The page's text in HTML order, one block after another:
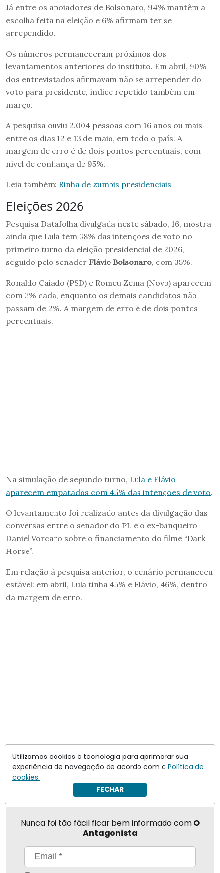
Já entre os apoiadores de Bolsonaro, 94% mantêm a
escolha feita na eleição e 6% afirmam ter se
arrependido.
Os números permaneceram próximos dos
levantamentos anteriores do instituto. Em abril, 90%
dos entrevistados afirmavam não se arrepender do
voto para presidente, índice repetido também em
março.
A pesquisa ouviu 2.004 pessoas com 16 anos ou mais
entre os dias 12 e 13 de maio, em todo o país. A
margem de erro é de dois pontos percentuais, com
nível de confiança de 95%.
Leia também: Rinha de zumbis presidenciais
Eleições 2026
Pesquisa Datafolha divulgada neste sábado, 16, mostra
ainda que Lula tem 38% das intenções de voto no
primeiro turno da eleição presidencial de 2026,
seguido pelo senador Flávio Bolsonaro, com 35%.
Ronaldo Caiado (PSD) e Romeu Zema (Novo) aparecem
com 3% cada, enquanto os demais candidatos não
passam de 2%. A margem de erro é de dois pontos
percentuais.
Na simulação de segundo turno, Lula e Flávio
aparecem empatados com 45% das intenções de voto.
O levantamento foi realizado antes da divulgação das
conversas entre o senador do PL e o ex-banqueiro
Daniel Vorcaro sobre o financiamento do filme “Dark
Horse”.
Em relação à pesquisa anterior, o cenário permaneceu
estável: em abril, Lula tinha 45% e Flávio, 46%, dentro
da margem de erro.
Compartilhar
Nunca foi tão fácil ficar bem informado com O
Antagonista
Utilizamos cookies e tecnologia para aprimorar sua
experiência de navegação de acordo com a Política de
cookies.
FECHAR